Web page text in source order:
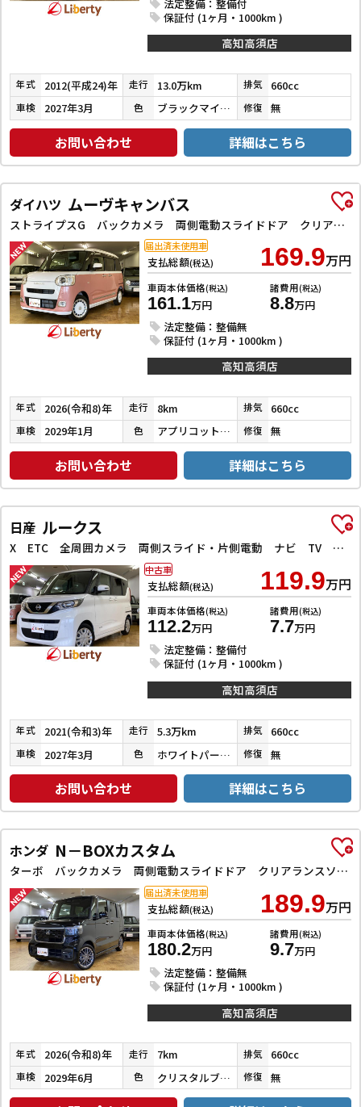
法定整備：整備付
保証付 (1ヶ月・1000km )
高知高須店
年式 2012(平成24)年 走行 13.0万km 排気 660cc
車検 2027年3月 色 ブラックマイカメタリック 修復 無
お問い合わせ 詳細はこちら
ダイハツ ムーヴキャンバス
ストライプスG バックカメラ 両側電動スライドドア クリアランスソナー 衝突被害軽減システム オートライト LEDヘッドランプ スマートキー アイドリングストップ 電動格納ミラー シートヒーター ベンチシート CVT
支払総額(税込) 169.9万円
車両本体価格(税込)
161.1万円
諸費用(税込)
8.8万円
法定整備：整備無
保証付 (1ヶ月・1000km )
届出済未使用車
高知高須店
年式 2026(令和8)年 走行 8km 排気 660cc
車検 2029年1月 色 アプリコットピンクメタリック／シャイニングホワイトパール 修復 無
お問い合わせ 詳細はこちら
日産 ルークス
X ETC 全周囲カメラ 両側スライド・片側電動 ナビ TV クリアランスソナー 衝突被害軽減システム オートライト スマートキー アイドリングストップ 電動格納ミラー ベンチシート CVT
支払総額(税込) 119.9万円
車両本体価格(税込)
112.2万円
諸費用(税込)
7.7万円
法定整備：整備付
保証付 (1ヶ月・1000km )
中古車
高知高須店
年式 2021(令和3)年 走行 5.3万km 排気 660cc
車検 2027年3月 色 ホワイトパール３コートパール 修復 無
お問い合わせ 詳細はこちら
ホンダ N－BOXカスタム
ターボ バックカメラ 両側電動スライドドア クリアランスソナー オートクルーズコントロール レーンアシスト 衝突被害軽減システム オートライト LEDヘッドランプ スマートキー アイドリングストップ
支払総額(税込) 189.9万円
車両本体価格(税込)
180.2万円
諸費用(税込)
9.7万円
法定整備：整備無
保証付 (1ヶ月・1000km )
届出済未使用車
高知高須店
年式 2026(令和8)年 走行 7km 排気 660cc
車検 2029年6月 色 クリスタルブラックパール 修復 無